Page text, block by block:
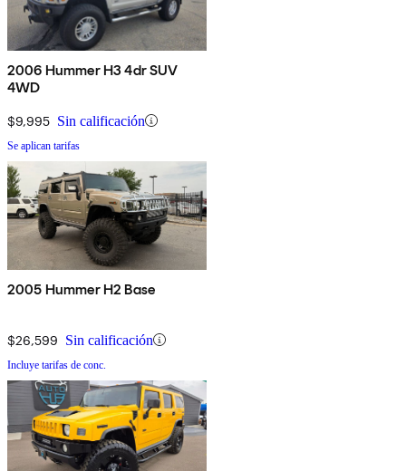
2006 Hummer H3 4dr SUV
4WD
$9,995 Sin calificación
Se aplican tarifas
2005 Hummer H2 Base
$26,599 Sin calificación
Incluye tarifas de conc.